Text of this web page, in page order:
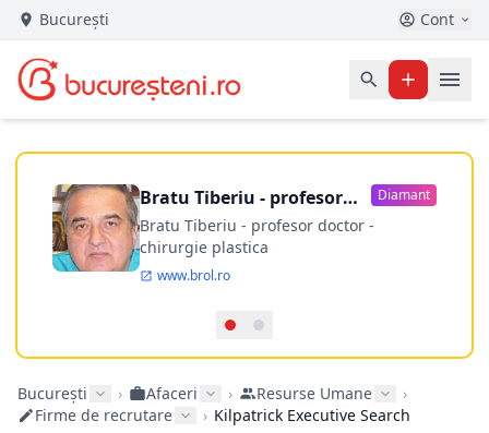
București Cont
Bratu Tiberiu - profesor
doctor
Diamant
Bratu Tiberiu - profesor doctor -
chirurgie plastica
www.brol.ro
București › Afaceri › Resurse Umane
›
Firme de recrutare
› Kilpatrick Executive Search